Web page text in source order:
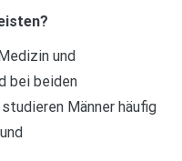
und
bei beiden
Männer häufig